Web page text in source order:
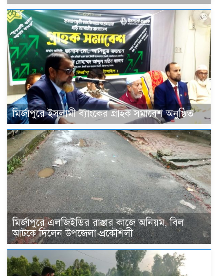
মির্জাপুরে ইসলামী ব্যাংকের গ্রাহক সমাবেশ অনুষ্ঠিত
মির্জাপুরে এলজিইডির রাস্তার কাজে অনিয়ম, বিল
আটকে দিলেন উপজেলা প্রকৌশলী